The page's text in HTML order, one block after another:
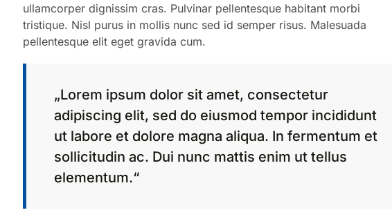
ullamcorper dignissim cras. Pulvinar pellentesque habitant morbi
tristique. Nisl purus in mollis nunc sed id semper risus. Malesuada
pellentesque elit eget gravida cum.
„Lorem ipsum dolor sit amet, consectetur
adipiscing elit, sed do eiusmod tempor incididunt
ut labore et dolore magna aliqua. In fermentum et
sollicitudin ac. Dui nunc mattis enim ut tellus
elementum.“